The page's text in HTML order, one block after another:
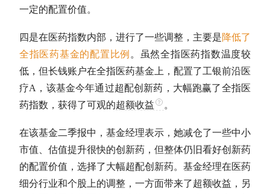
一定的配置价值。
四是在医药指数内部，进行了一些调整，主要是降低了
全指医药基金的配置比例 。虽然全指医药指数温度较
低，但长钱账户在全指医药基金上，配置了工银前沿医
疗A，该基金今年通过超配创新药，大幅跑赢了全指医
药指数，获得了可观的超额收益 。
在该基金二季报中，基金经理表示，她减仓了一些中小
市值
估值提升很快的创新药，但整体仍旧看好创新药
的配置价值，选择了大幅超配创新药。基金经理在医药
细分行业和个股上的调整，一方面带来了超额收益 ，另